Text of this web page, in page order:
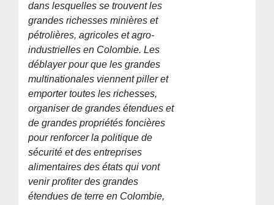
dans lesquelles se trouvent les
grandes richesses minières et
pétrolières, agricoles et agro-
industrielles en Colombie. Les
déblayer pour que les grandes
multinationales viennent piller et
emporter toutes les richesses,
organiser de grandes étendues et
de grandes propriétés foncières
pour renforcer la politique de
sécurité et des entreprises
alimentaires des états qui vont
venir profiter des grandes
étendues de terre en Colombie,